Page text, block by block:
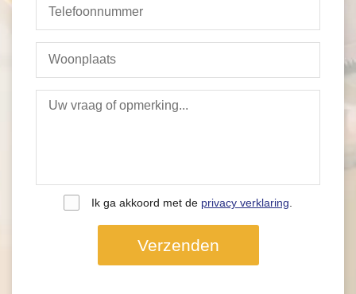
Ik ga akkoord met de privacy verklaring
Verzenden